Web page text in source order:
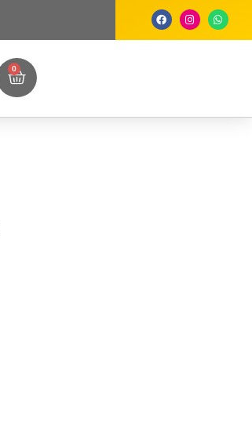
0